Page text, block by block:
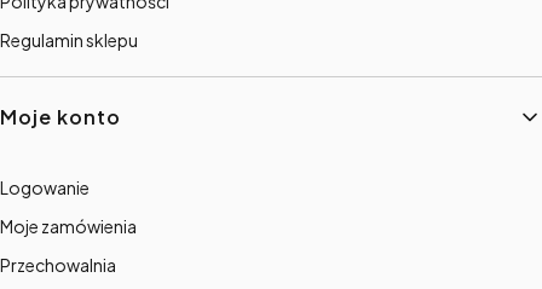
Regulamin sklepu
Moje konto
Logowanie
Moje zamówienia
Przechowalnia